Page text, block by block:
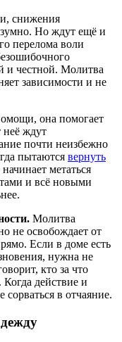
снижения
Но ждут ещё и
перелома воли
и честной. Молитва
зависимости и не
она помогает
неё ждут
почти неизбежно
пытаются вернуть
метаться
и всё новыми
Молитва
не освобождает от
Если в доме есть
нужна не
кто за что
действие и
сорваться в отчаяние.